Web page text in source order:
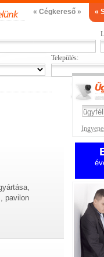
« Cégkereső » «
Település:
pavilon